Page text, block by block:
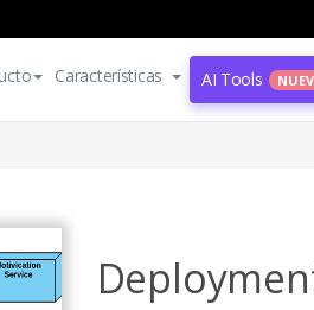
Características AI Tools